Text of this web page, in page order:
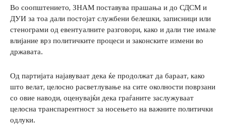
Во соопштението, ЗНАМ поставува прашања и до СДСМ и
ДУИ за тоа дали постојат службени белешки, записници или
стенограми од евентуалните разговори, како и дали тие имале
влијание врз политичките процеси и законските измени во
државата.
Од партијата најавуваат дека ќе продолжат да бараат, како
што велат, целосно расветлување на сите околности поврзани
со овие наводи, оценувајќи дека граѓаните заслужуваат
целосна транспарентност за носењето на важните политички
одлуки.